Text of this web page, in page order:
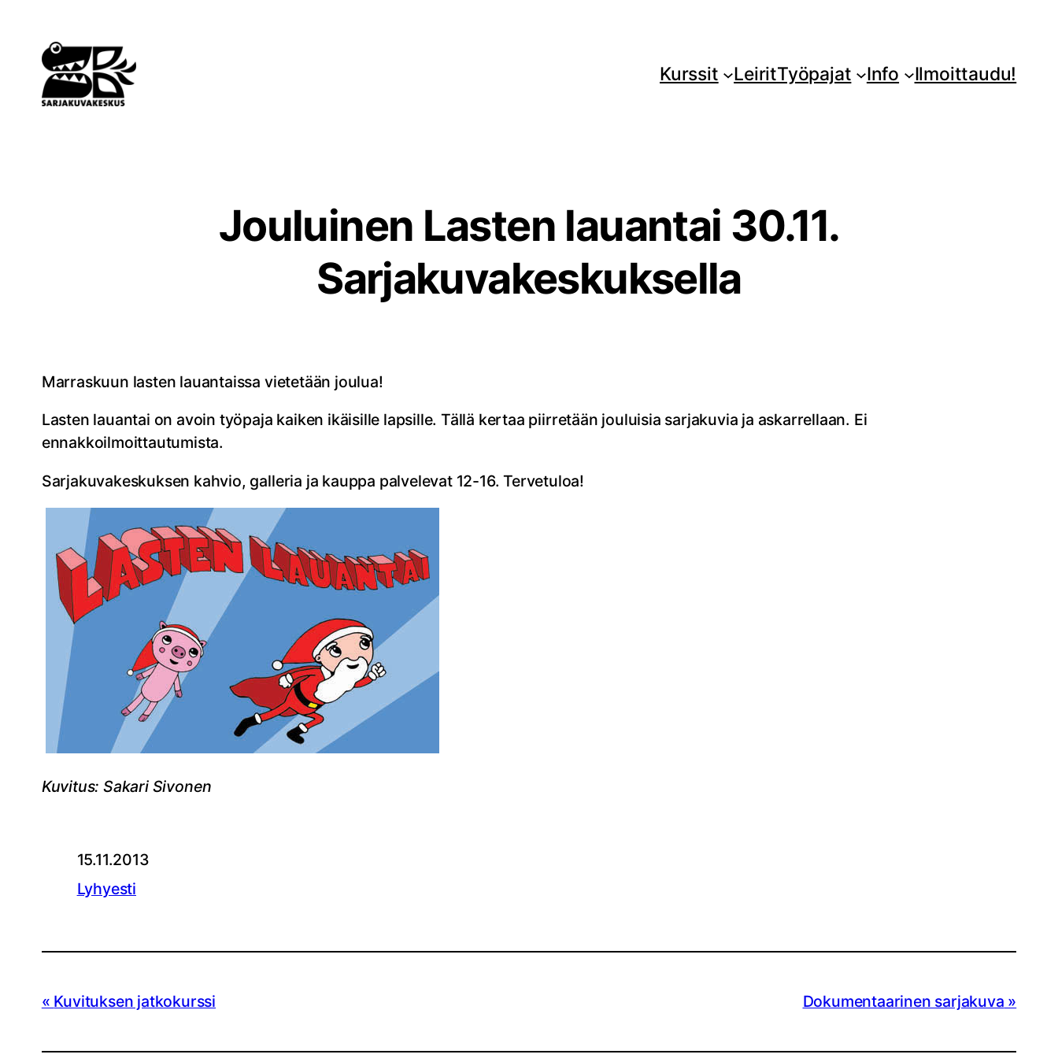
sisältöön
Kurssit LeiritTyöpajat Info Ilmoittaudu!
Jouluinen Lasten lauantai 30.11.
Sarjakuvakeskuksella
Marraskuun lasten lauantaissa vietetään joulua!
Lasten lauantai on avoin työpaja kaiken ikäisille lapsille. Tällä kertaa piirretään jouluisia sarjakuvia ja askarrellaan. Ei
ennakkoilmoittautumista.
Sarjakuvakeskuksen kahvio, galleria ja kauppa palvelevat 12-16. Tervetuloa!
Kuvitus: Sakari Sivonen
15.11.2013
Lyhyesti
Kuvituksen jatkokurssi Dokumentaarinen sarjakuva